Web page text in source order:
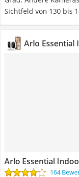
Sichtfeld von 130 bis
Arlo Essential
Arlo Essential
164